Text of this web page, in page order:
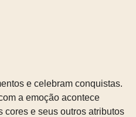
e celebram conquistas.
a emoção acontece
cores e seus outros atributos